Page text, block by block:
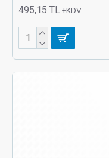
495,15 TL +KDV